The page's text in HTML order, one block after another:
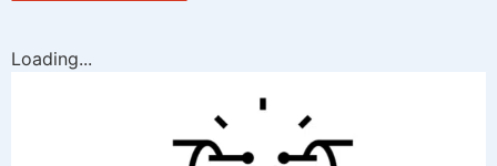
Loading...